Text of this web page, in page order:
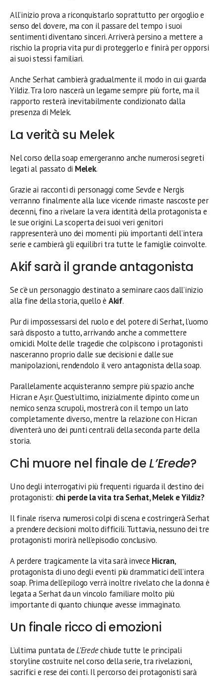
All’inizio prova a riconquistarlo soprattutto per orgoglio e
senso del dovere, ma con il passare del tempo i suoi
sentimenti diventano sinceri. Arriverà persino a mettere a
rischio la propria vita pur di proteggerlo e finirà per opporsi
ai suoi stessi familiari.
Anche Serhat cambierà gradualmente il modo in cui guarda
Yildiz. Tra loro nascerà un legame sempre più forte, ma il
rapporto resterà inevitabilmente condizionato dalla
presenza di Melek.
La verità su Melek
Nel corso della soap emergeranno anche numerosi segreti
legati al passato di Melek.
Grazie ai racconti di personaggi come Sevde e Nergis
verranno finalmente alla luce vicende rimaste nascoste per
decenni, fino a rivelare la vera identità della protagonista e
le sue origini. La scoperta dei suoi veri genitori
rappresenterà uno dei momenti più importanti dell’intera
serie e cambierà gli equilibri tra tutte le famiglie coinvolte.
Akif sarà il grande antagonista
Se c’è un personaggio destinato a seminare caos dall’inizio
alla fine della storia, quello è Akif.
Pur di impossessarsi del ruolo e del potere di Serhat, l’uomo
sarà disposto a tutto, arrivando anche a commettere
omicidi. Molte delle tragedie che colpiscono i protagonisti
nasceranno proprio dalle sue decisioni e dalle sue
manipolazioni, rendendolo il vero antagonista della soap.
Parallelamente acquisteranno sempre più spazio anche
Hicran e Aşır. Quest’ultimo, inizialmente dipinto come un
nemico senza scrupoli, mostrerà con il tempo un lato
completamente diverso, mentre la relazione con Hicran
diventerà uno dei punti centrali della seconda parte della
storia.
Chi muore nel finale deL’Erede?
Uno degli interrogativi più frequenti riguarda il destino dei
protagonisti: chi perde la vita tra Serhat, Melek e Yildiz?
Il finale riserva numerosi colpi di scena e costringerà Serhat
a prendere decisioni molto difficili. Tuttavia, nessuno dei tre
protagonisti morirà nell’episodio conclusivo.
A perdere tragicamente la vita sarà invece Hicran,
protagonista di uno degli eventi più drammatici dell’intera
soap. Prima dell’epilogo verrà inoltre rivelato che la donna è
legata a Serhat da un vincolo familiare molto più
importante di quanto chiunque avesse immaginato.
Un finale ricco di emozioni
L’ultima puntata deL’Eredechiude tutte le principali
storyline costruite nel corso della serie, tra rivelazioni,
sacrifici e rese dei conti. Il percorso dei protagonisti sarà